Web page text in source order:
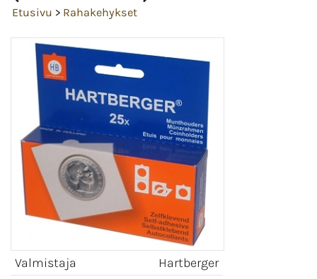
Etusivu > Rahakehykset
Valmistaja
Hartberger